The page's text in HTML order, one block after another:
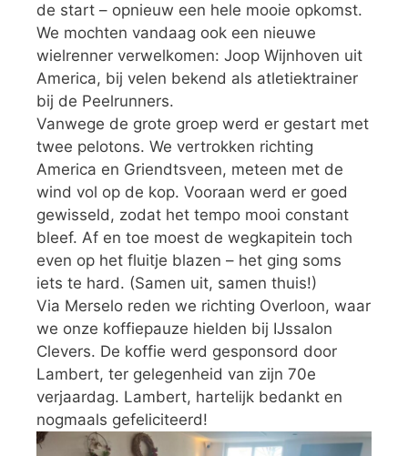
de start – opnieuw een hele mooie opkomst.
We mochten vandaag ook een nieuwe
wielrenner verwelkomen: Joop Wijnhoven uit
America, bij velen bekend als atletiektrainer
bij de Peelrunners.
Vanwege de grote groep werd er gestart met
twee pelotons. We vertrokken richting
America en Griendtsveen, meteen met de
wind vol op de kop. Vooraan werd er goed
gewisseld, zodat het tempo mooi constant
bleef. Af en toe moest de wegkapitein toch
even op het fluitje blazen – het ging soms
iets te hard. (Samen uit, samen thuis!)
Via Merselo reden we richting Overloon, waar
we onze koffiepauze hielden bij IJssalon
Clevers. De koffie werd gesponsord door
Lambert, ter gelegenheid van zijn 70e
verjaardag. Lambert, hartelijk bedankt en
nogmaals gefeliciteerd!